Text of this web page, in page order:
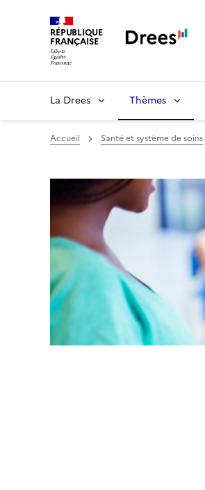
RÉPUBLIQUE
FRANÇAISE
La Drees Thèmes
Accueil Santé et système de soins